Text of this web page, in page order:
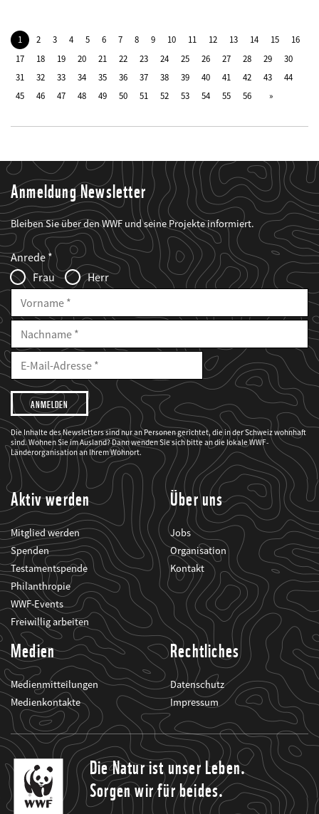
1 2 3 4 5 6 7 8 9 10 11 12 13 14 15
16
17
18 19 20 21 22 23 24 25 26 27 28 29
30
31
32 33 34 35 36 37 38 39 40 41 42 43
44
45
46 47 48 49 50 51 52 53 54 55 56
Anmeldung Newsletter
Bleiben Sie über den WWF und seine Projekte informiert.
Web2Case
Infofelder
Fieldset
anrede_name
Anrede
Frau
Herr
Vorname
Nachname
E-
Mailadresse
E-
Adresse
Ich
möchte,
dass
der
WWF
mich
über
seine
Projekte
informiert.
Die Inhalte des Newsletters sind nur an Personen gerichtet, die in der Schweiz wohnhaft
sind. Wohnen Sie im Ausland? Dann wenden Sie sich bitte an die lokale WWF-
Länderorganisation an Ihrem Wohnort.
Aktiv werden
Mitglied werden
Spenden
Testamentspende
Philanthropie
WWF-Events
Freiwillig arbeiten
Über uns
Jobs
Organisation
Kontakt
Medien
Medienmitteilungen
Medienkontakte
Rechtliches
Datenschutz
Impressum
Die Natur ist unser Leben.
Sorgen wir für beides.